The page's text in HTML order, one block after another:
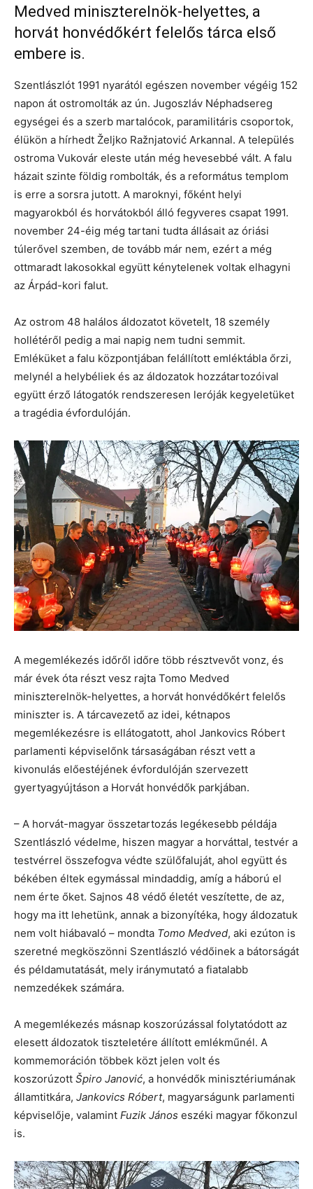
Medved miniszterelnök-helyettes, a
horvát honvédőkért felelős tárca első
embere is.
Szentlászlót 1991 nyarától egészen november végéig 152
napon át ostromolták az ún. Jugoszláv Néphadsereg
egységei és a szerb martalócok, paramilitáris csoportok,
élükön a hírhedt Željko Ražnjatović Arkannal. A település
ostroma Vukovár eleste után még hevesebbé vált. A falu
házait szinte földig rombolták, és a református templom
is erre a sorsra jutott. A maroknyi, főként helyi
magyarokból és horvátokból álló fegyveres csapat 1991.
november 24-éig még tartani tudta állásait az óriási
túlerővel szemben, de tovább már nem, ezért a még
ottmaradt lakosokkal együtt kénytelenek voltak elhagyni
az Árpád-kori falut.
Az ostrom 48 halálos áldozatot követelt, 18 személy
hollétéről pedig a mai napig nem tudni semmit.
Emléküket a falu központjában felállított emléktábla őrzi,
melynél a helybéliek és az áldozatok hozzátartozóival
együtt érző látogatók rendszeresen leróják kegyeletüket
a tragédia évfordulóján.
A megemlékezés időről időre több résztvevőt vonz, és
már évek óta részt vesz rajta Tomo Medved
miniszterelnök-helyettes, a horvát honvédőkért felelős
miniszter is. A tárcavezető az idei, kétnapos
megemlékezésre is ellátogatott, ahol Jankovics Róbert
parlamenti képviselőnk társaságában részt vett a
kivonulás előestéjének évfordulóján szervezett
gyertyagyújtáson a Horvát honvédők parkjában.
– A horvát-magyar összetartozás legékesebb példája
Szentlászló védelme, hiszen magyar a horváttal, testvér a
testvérrel összefogva védte szülőfaluját, ahol együtt és
békében éltek egymással mindaddig, amíg a háború el
nem érte őket. Sajnos 48 védő életét veszítette, de az,
hogy ma itt lehetünk, annak a bizonyítéka, hogy áldozatuk
nem volt hiábavaló – mondta Tomo Medved, aki ezúton is
szeretné megköszönni Szentlászló védőinek a bátorságát
és példamutatását, mely iránymutató a fiatalabb
nemzedékek számára.
A megemlékezés másnap koszorúzással folytatódott az
elesett áldozatok tiszteletére állított emlékműnél. A
kommemoráción többek közt jelen volt és
koszorúzott Špiro Janović, a honvédők minisztériumának
államtitkára, Jankovics Róbert, magyarságunk parlamenti
képviselője, valamint Fuzik János eszéki magyar főkonzul
is.